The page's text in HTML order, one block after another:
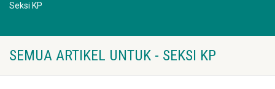
Seksi KP
SEMUA ARTIKEL UNTUK - SEKSI KP